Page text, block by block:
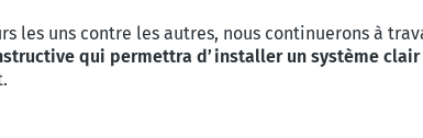
les uns contre les autres, nous continuerons à
qui permettra d’installer un système